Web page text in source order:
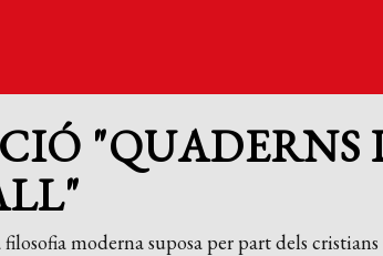
filosofia moderna suposa per part dels